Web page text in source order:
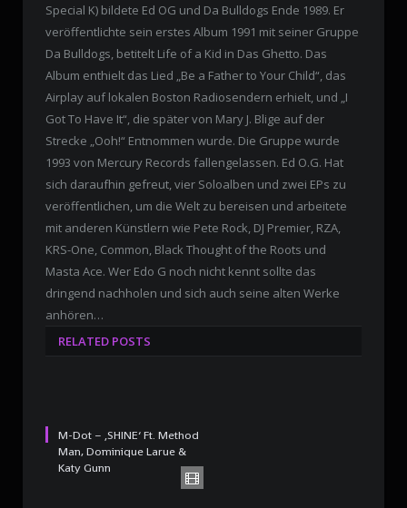
Special K) bildete Ed OG und Da Bulldogs Ende 1989. Er
veröffentlichte sein erstes Album 1991 mit seiner Gruppe
Da Bulldogs, betitelt Life of a Kid in Das Ghetto. Das
Album enthielt das Lied „Be a Father to Your Child“, das
Airplay auf lokalen Boston Radiosendern erhielt, und „I
Got To Have It“, die später von Mary J. Blige auf der
Strecke „Ooh!“ Entnommen wurde. Die Gruppe wurde
1993 von Mercury Records fallengelassen. Ed O.G. Hat
sich daraufhin gefreut, vier Soloalben und zwei EPs zu
veröffentlichen, um die Welt zu bereisen und arbeitete
mit anderen Künstlern wie Pete Rock, DJ Premier, RZA,
KRS-One, Common, Black Thought of the Roots und
Masta Ace. Wer Edo G noch nicht kennt sollte das
dringend nachholen und sich auch seine alten Werke
anhören…
RELATED POSTS
M-Dot – ‚SHINE‘ Ft. Method
Man, Dominique Larue &
Katy Gunn